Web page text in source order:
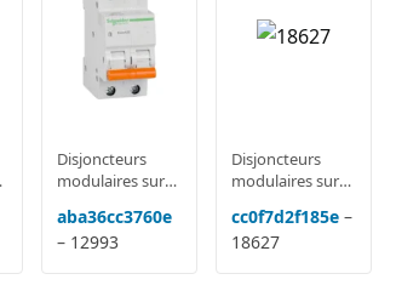
Disjoncteurs
modulaires sur
IC60, DPN,
Domae, NG125,
aba36cc3760e
– 12993
Disjoncteurs
modulaires sur
IC60, DPN,
Domae, NG125,
cc0f7d2f185e –
18627